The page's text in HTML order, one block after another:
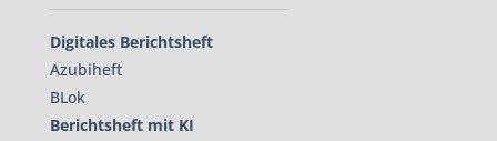
Digitales Berichtsheft
Azubiheft
BLok
Berichtsheft mit KI